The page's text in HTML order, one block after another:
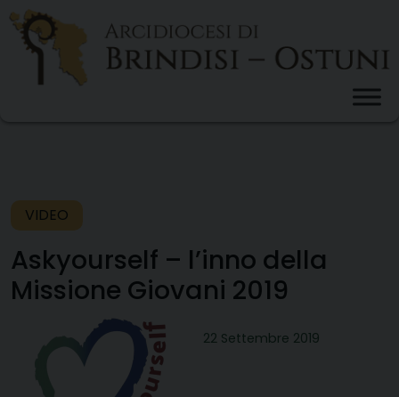
Skip
content
VIDEO
Askyourself – l’inno della
Missione Giovani 2019
22 Settembre 2019